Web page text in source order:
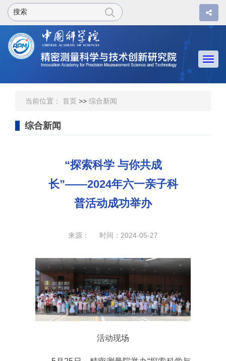
当前位置： 首页 >> 综合新闻
综合新闻
“探索科学 与你共成
长”——2024年六一亲子科
普活动成功举办
来源： 时间：2024-05-27
活动现场